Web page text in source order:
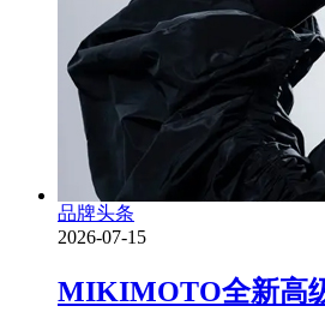
品牌头条
2026-07-15
MIKIMOTO全新高